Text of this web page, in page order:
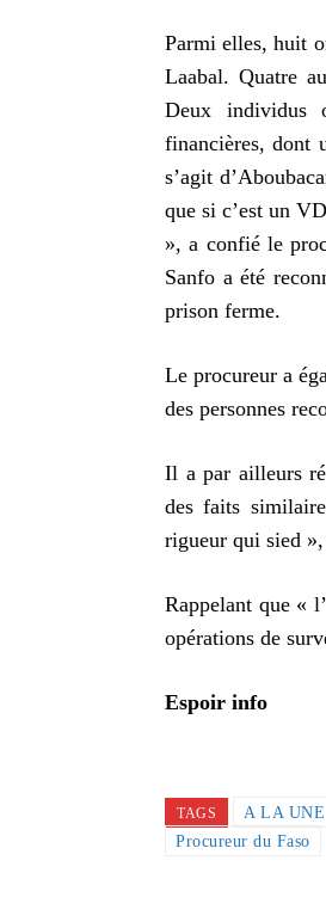
Parmi elles, huit
Laabal. Quatre
Deux individus
financières, dont
s’agit
que si c’est un
», a confié le
Sanfo a été
prison ferme.
Le procureur a
des personnes
Il a par ailleurs
des faits
rigueur qui sied
Rappelant que «
opérations de
Espoir info
TAGS A LA UNE
Procureur du Faso